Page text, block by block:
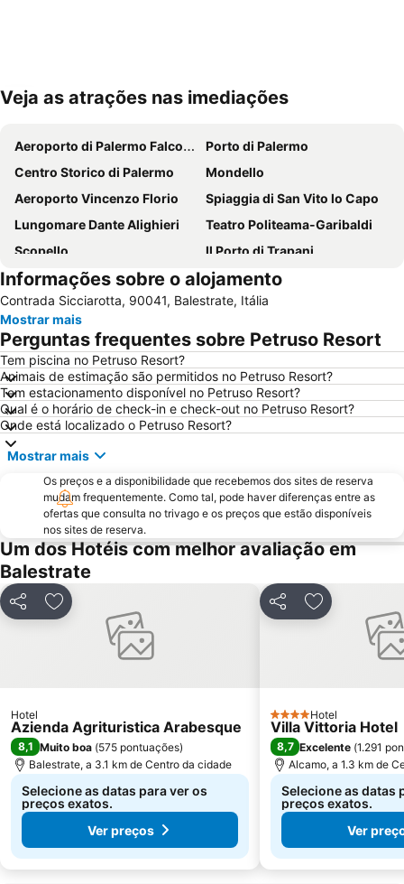
Ampliar mapa
Veja as atrações nas imediações
Aeroporto di Palermo Falcone E Borsellino
Porto di Palermo
Centro Storico di Palermo
Mondello
Aeroporto Vincenzo Florio
Spiaggia di San Vito lo Capo
Lungomare Dante Alighieri
Teatro Politeama-Garibaldi
Scopello
Il Porto di Trapani
Lido Marausa
Baia di Cornino
Stazione Centrale
Spiagge dello Zingaro
Spiaggia di Macari
Mondello
Zona panoramica
Teatro Massimo
Riserva naturale orientata dello zingaro
Foro Italico
Alcamo Marina
Isola delle Femmine
Castelluzzo
Tonnara del Secco
Spiaggia di Sferracavallo
Erice
Alcamo Marina
Albergo delle Povere
Libertà
Igreja do Santíssimo Salvador Quattro Canti
Via Roma
Porta Felice
Spiaggia Vergine Maria
Informações sobre o alojamento
Contrada Sicciarotta, 90041, Balestrate, Itália
Mostrar mais
Perguntas frequentes sobre Petruso Resort
Tem piscina no Petruso Resort?
Animais de estimação são permitidos no Petruso Resort?
Tem estacionamento disponível no Petruso Resort?
Qual é o horário de check-in e check-out no Petruso Resort?
Onde está localizado o Petruso Resort?
Mostrar mais
Os preços e a disponibilidade que recebemos dos sites de reserva
mudam frequentemente. Como tal, pode haver diferenças entre as
ofertas que consulta no trivago e os preços que estão disponíveis
nos sites de reserva.
Um dos Hotéis com melhor avaliação em
Balestrate
PartilharAdicionar aos favoritos
Hotel
Azienda Agrituristica Arabesque
8,1 Muito boa (575 pontuações)
Balestrate, a 3.1 km de Centro da cidade
Selecione as datas para ver os
preços exatos.
Ver preços
PartilharAdicionar
4 Estrelas
Hotel
Villa Vittoria Hotel
8,7 Excelente (1.291
Alcamo, a 1.3 km de
Selecione as datas
preços exatos.
Ver